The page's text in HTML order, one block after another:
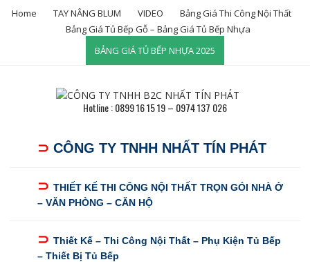
Home TAY NÂNG BLUM VIDEO
Bảng Giá Thi Công Nội Thất
Bảng Giá Tủ Bếp Gỗ – Bảng Giá Tủ Bếp Nhựa
BẢNG GIÁ TỦ BẾP NHỰA 2025
Hotline : 0899 16 15 19 – 0974 137 026
⊃ CÔNG TY TNHH NHẤT TÍN PHÁT
⊃ THIẾT KẾ THI CÔNG NỘI THẤT TRỌN GÓI NHÀ Ở
– VĂN PHÒNG – CĂN HỘ
⊃ Thiết Kế – Thi Công Nội Thất – Phụ Kiện Tủ Bếp
– Thiết Bị Tủ Bếp